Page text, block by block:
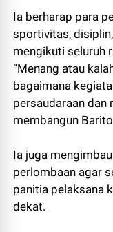
Ia berharap para
sportivitas,
mengikuti seluruh
“Menang atau
bagaimana
persaudaraan dan
membangun
Ia juga
perlombaan agar
panitia pelaksana
dekat.